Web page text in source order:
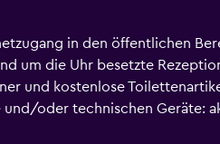
in den öffentlichen
um die Uhr besetzte
und kostenlose
oder technischen Geräte:
in Los Angeles bietet dir einen